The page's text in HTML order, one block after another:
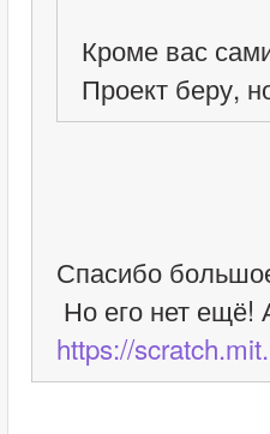
Кроме вас
Проект беру,
Спасибо
Но его нет ещё!
https://